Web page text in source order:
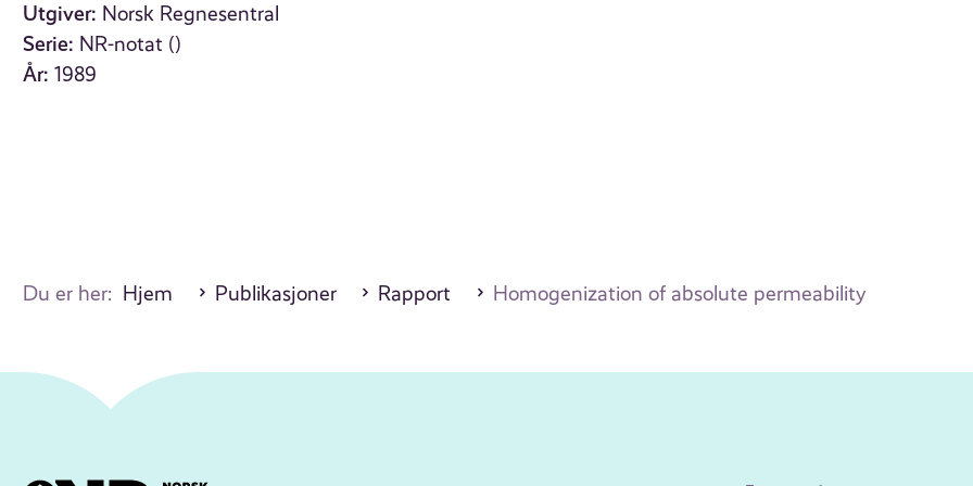
Utgiver: Norsk Regnesentral
Serie: NR-notat ()
År: 1989
Du er her: Hjem Publikasjoner Rapport Homogenization of absolute permeability